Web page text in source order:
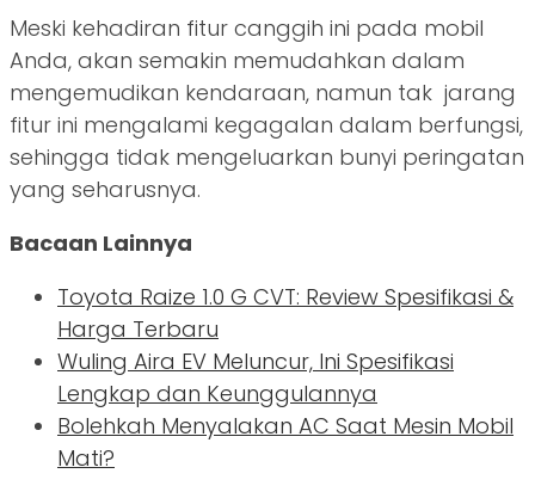
Meski kehadiran fitur canggih ini pada mobil
Anda, akan semakin memudahkan dalam
mengemudikan kendaraan, namun tak jarang
fitur ini mengalami kegagalan dalam berfungsi,
sehingga tidak mengeluarkan bunyi peringatan
yang seharusnya.
Bacaan Lainnya
Toyota Raize 1.0 G CVT: Review Spesifikasi &
Harga Terbaru
Wuling Aira EV Meluncur, Ini Spesifikasi
Lengkap dan Keunggulannya
Bolehkah Menyalakan AC Saat Mesin Mobil
Mati?